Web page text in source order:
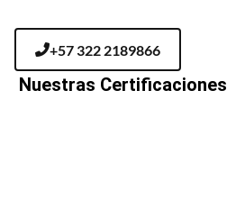
+57 322 2189866
Nuestras Certificaciones